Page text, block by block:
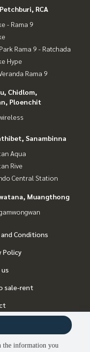
RCA
- Rama 9
Rama 9 - Ratchada
Hype
Rama 9
Chidlom,
Ploenchit
Sanambinna
Aqua
Rive
Central Station
Muangthong
Conditions
Policy
sale-rent
the information you